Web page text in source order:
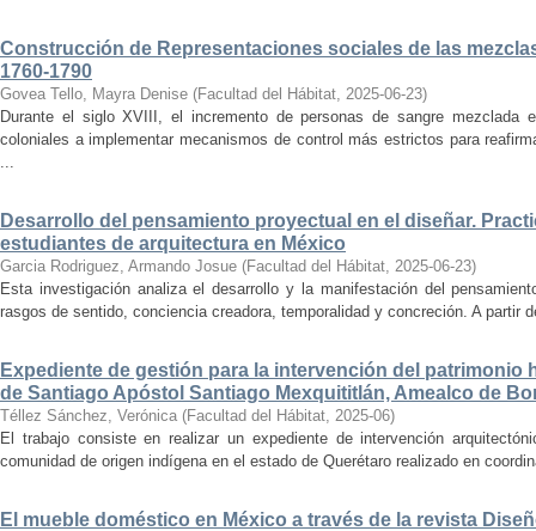
Construcción de Representaciones sociales de las
1760-1790
Govea Tello, Mayra Denise (Facultad del Hábitat, 2025-06-23)
Durante el siglo XVIII, el incremento de personas de sangre
coloniales a implementar mecanismos de control más estrictos para
...
Desarrollo del pensamiento proyectual en el diseñar.
estudiantes de arquitectura en México
Garcia Rodriguez, Armando Josue (Facultad del Hábitat, 2025-06-23)
Esta investigación analiza el desarrollo y la manifestación del
rasgos de sentido, conciencia creadora, temporalidad y concreción. A partir
Expediente de gestión para la intervención del patrimonio
de Santiago Apóstol Santiago Mexquititlán, Amealco de
Téllez Sánchez, Verónica (Facultad del Hábitat, 2025-06)
El trabajo consiste en realizar un expediente de intervención
comunidad de origen indígena en el estado de Querétaro realizado en
El mueble doméstico en México a través de la revista